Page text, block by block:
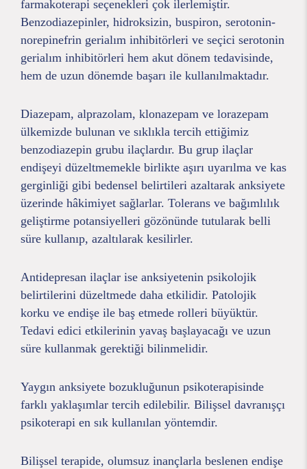
farmakoterapi seçenekleri çok ilerlemiştir.
Benzodiazepinler, hidroksizin, buspiron, serotonin-
norepinefrin gerialım inhibitörleri ve seçici serotonin
gerialım inhibitörleri hem akut dönem tedavisinde,
hem de uzun dönemde başarı ile kullanılmaktadır.
Diazepam, alprazolam, klonazepam ve lorazepam
ülkemizde bulunan ve sıklıkla tercih ettiğimiz
benzodiazepin grubu ilaçlardır. Bu grup ilaçlar
endişeyi düzeltmemekle birlikte aşırı uyarılma ve kas
gerginliği gibi bedensel belirtileri azaltarak anksiyete
üzerinde hâkimiyet sağlarlar. Tolerans ve bağımlılık
geliştirme potansiyelleri gözönünde tutularak belli
süre kullanıp, azaltılarak kesilirler.
Antidepresan ilaçlar ise anksiyetenin psikolojik
belirtilerini düzeltmede daha etkilidir. Patolojik
korku ve endişe ile baş etmede rolleri büyüktür.
Tedavi edici etkilerinin yavaş başlayacağı ve uzun
süre kullanmak gerektiği bilinmelidir.
Yaygın anksiyete bozukluğunun psikoterapisinde
farklı yaklaşımlar tercih edilebilir. Bilişsel davranışçı
psikoterapi en sık kullanılan yöntemdir.
Bilişsel terapide, olumsuz inançlarla beslenen endişe